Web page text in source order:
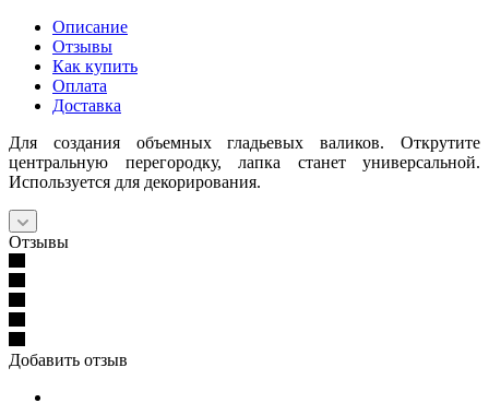
Описание
Отзывы
Как купить
Оплата
Доставка
Для создания объемных гладьевых валиков. Открутите
центральную перегородку, лапка станет универсальной.
Используется для декорирования.
Отзывы
Добавить отзыв